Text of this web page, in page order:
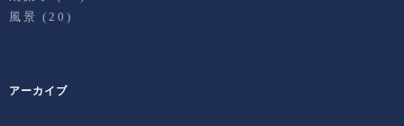
風景 (20)
アーカイブ